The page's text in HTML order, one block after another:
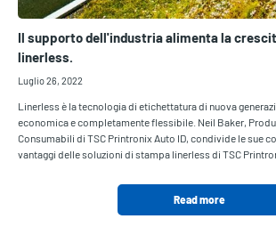
Il supporto dell'industria alimenta la
linerless.
Luglio 26, 2022
Linerless è la tecnologia di etichettatura di nuova
economica e completamente flessibile. Neil Baker,
Consumabili di TSC Printronix Auto ID, condivide le sue
vantaggi delle soluzioni di stampa linerless di TSC
Read more